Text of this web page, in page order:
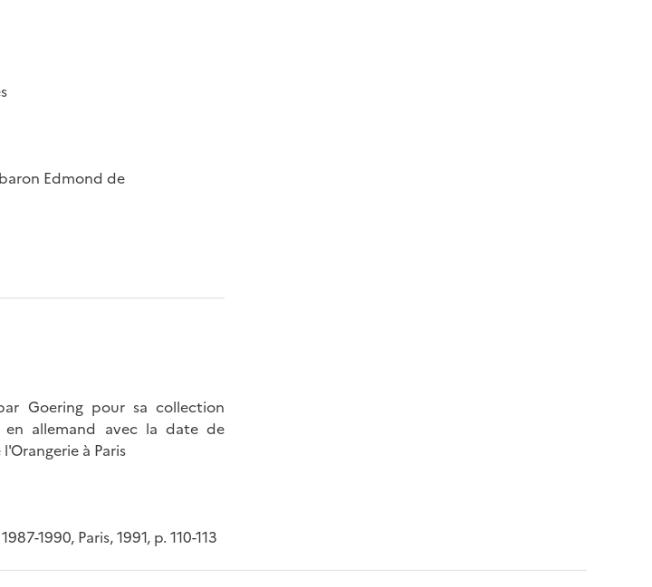
Edmond de
Goering pour sa collection
allemand avec la date de
à Paris
1990, Paris, 1991, p. 110-113